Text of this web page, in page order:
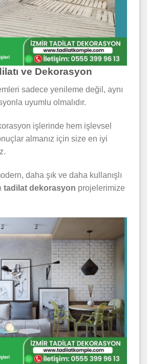
ve Dekorasyon
sadece yenileme değil, aynı
uyumlu olmalıdır.
işlerinde hem işlevsel
almanız için size en iyi
daha şık ve daha kullanışlı
tadilat dekorasyon projelerimize